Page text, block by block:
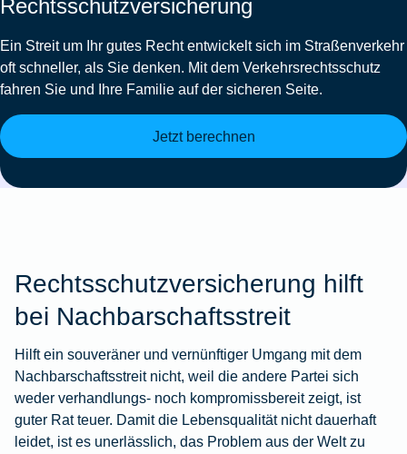
Rechtsschutzversicherung
Ein Streit um Ihr gutes Recht entwickelt sich im Straßenverkehr
oft schneller, als Sie denken. Mit dem Verkehrsrechtsschutz
fahren Sie und Ihre Familie auf der sicheren Seite.
Jetzt berechnen
Rechtsschutzversicherung hilft
bei Nachbarschaftsstreit
Hilft ein souveräner und vernünftiger Umgang mit dem
Nachbarschaftsstreit nicht, weil die andere Partei sich
weder verhandlungs- noch kompromissbereit zeigt, ist
guter Rat teuer. Damit die Lebensqualität nicht dauerhaft
leidet, ist es unerlässlich, das Problem aus der Welt zu